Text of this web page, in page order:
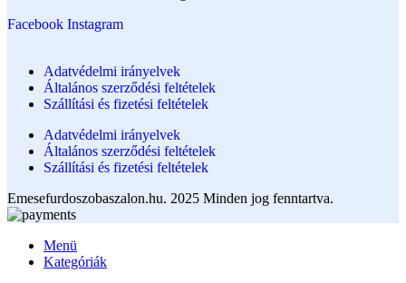
Facebook Instagram
Adatvédelmi irányelvek
Általános szerződési feltételek
Szállítási és fizetési feltételek
Adatvédelmi irányelvek
Általános szerződési feltételek
Szállítási és fizetési feltételek
Emesefurdoszobaszalon.hu. 2025 Minden jog fenntartva.
Menü
Kategóriák